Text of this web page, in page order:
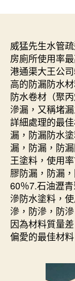
威猛先生水管
房廁所使用率
港通渠大王公
高的防漏防水
防水卷材（聚
滲漏，又稱堵
詳細處理的最
漏，防漏防水
漏，防漏，防
王塗料，使用
膠防漏，防漏
60％7.石油瀝
滲防水塗料，
滲，防滲，防
因為材料質量
偏愛的最佳材